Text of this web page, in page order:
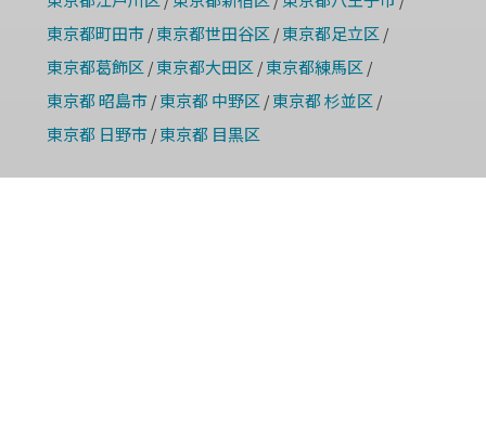
東京都町田市/ 東京都世田谷区/ 東京都足立区/
東京都葛飾区/ 東京都大田区/ 東京都練馬区/
東京都 昭島市/ 東京都 中野区/ 東京都 杉並区/
東京都 日野市/ 東京都 目黒区